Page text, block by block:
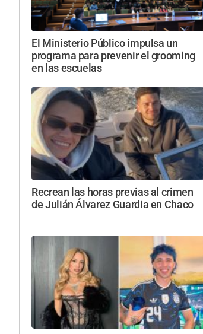
El Ministerio Público impulsa un
programa para prevenir el grooming
en las escuelas
Recrean las horas previas al crimen
de Julián Álvarez Guardia en Chaco